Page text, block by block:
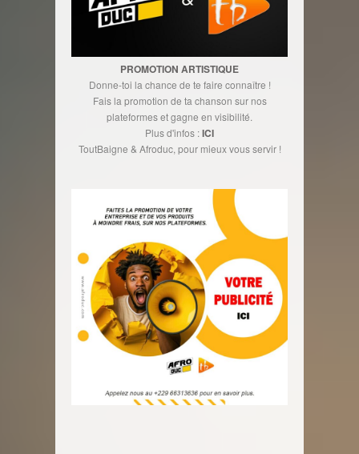
PROMOTION ARTISTIQUE
Donne-toi la chance de te faire connaître !
Fais la promotion de ta chanson sur nos
plateformes et gagne en visibilité.
Plus d'infos :ICI
ToutBaigne & Afroduc, pour mieux vous servir !